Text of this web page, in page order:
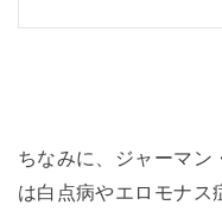
ちなみに、ジャーマン
は白点病やエロモナス